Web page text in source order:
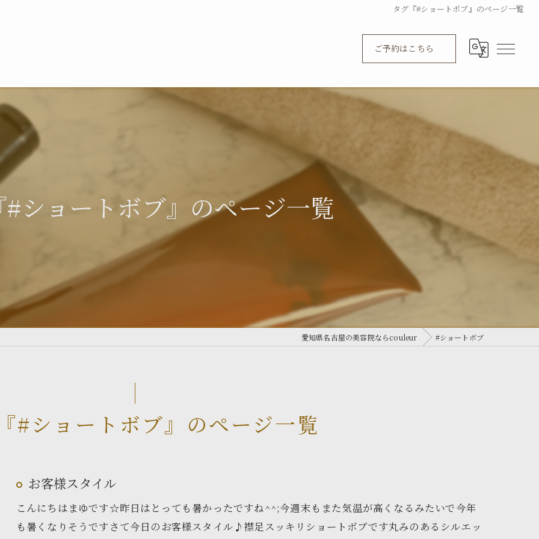
タグ『#ショートボブ』のページ一覧
ご予約はこちら
ショートボブ』のページ一覧
愛知県名古屋の美容院ならcouleur #ショートボブ
#ショートボブ』のページ一覧
お客様スタイル
こんにちはまゆです☆昨日はとっても暑かったですね^^;今週末もまた気温が高くなるみたいで今年
も暑くなりそうですさて今日のお客様スタイル♪襟足スッキリショートボブです丸みのあるシルエッ